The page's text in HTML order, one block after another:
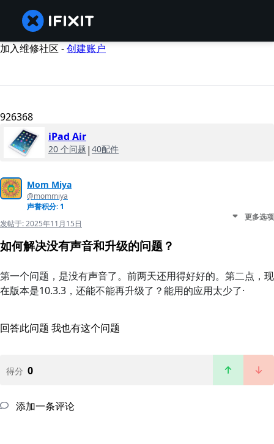
加入维修社区 -创建账户
926368
iPad Air
20 个问题 | 40配件
Mom Miya
@mommiya
声誉积分: 1
发帖于:2025年11月15日
更多选项
如何解决没有声音和升级的问题？
第一个问题，是没有声音了。前两天还用得好好的。第二点，现
在版本是10.3.3，还能不能再升级了？能用的应用太少了·
回答此问题 我也有这个问题
得分 0
添加一条评论